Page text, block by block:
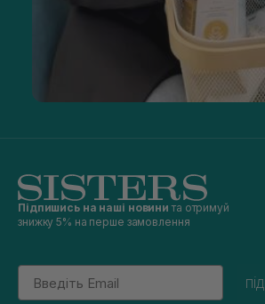
Підпишись на наші новини та отримуй
знижку 5% на перше замовлення
Email